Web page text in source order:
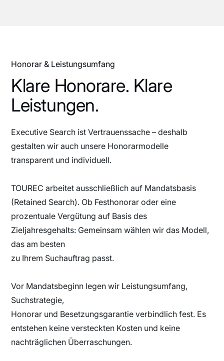
Honorar & Leistungsumfang
Klare Honorare. Klare
Leistungen.
Executive Search ist Vertrauenssache – deshalb
gestalten wir auch unsere Honorarmodelle
transparent und individuell.
TOUREC arbeitet ausschließlich auf Mandatsbasis
(Retained Search). Ob Festhonorar oder eine
prozentuale Vergütung auf Basis des
Zieljahresgehalts: Gemeinsam wählen wir das Modell,
das am besten
zu Ihrem Suchauftrag passt.
Vor Mandatsbeginn legen wir Leistungsumfang,
Suchstrategie,
Honorar und Besetzungsgarantie verbindlich fest. Es
entstehen keine versteckten Kosten und keine
nachträglichen Überraschungen.